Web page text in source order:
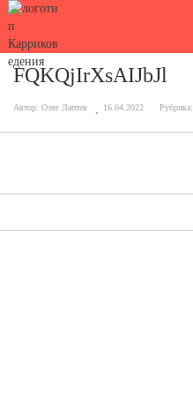
FQKQjIrXsAIJbJl
Автор: Олег Лаптев 16.04.2022 Рубрика: